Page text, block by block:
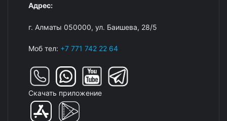
Адрес:
г. Алматы 050000, ул. Баишева, 28/5
Моб тел: +7 771 742 22 64
Скачать приложение